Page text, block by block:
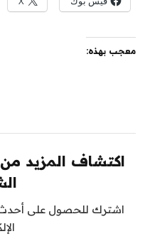
معجب بهذه:
اكتشاف المزيد
اشترك للحصول على أحدث